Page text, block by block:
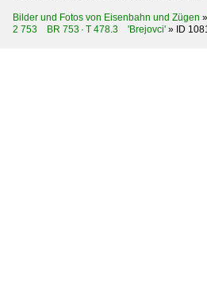
Bilder und Fotos von Eisenbahn und Zügen »
2 753 BR 753 · T 478.3 'Brejovci' » ID